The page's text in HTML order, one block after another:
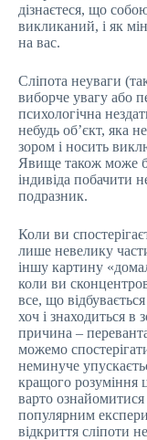
дізнаєтеся, що
викликаний, і як
на вас.
Сліпота неуваги
виборче увагу або
психологічна
небудь об’єкт, яка
зором і носить
Явище також може
індивіда побачити
подразник.
Коли ви
лише невелику
іншу картину
коли ви
все, що
хоч і знаходиться в
причина –
можемо
неминуче
кращого розуміння
варто
популярним
відкриття сліпоти